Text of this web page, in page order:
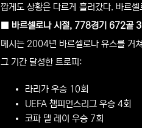
깝게도 상황은 다르게 흘러갔다. 바르
■ 바르셀로나 시절, 778경기 672골
메시는 2004년 바르셀로나 유스를 거
그 기간 달성한 트로피:
라리가 우승 10회
UEFA 챔피언스리그 우승 4회
코파 델 레이 우승 7회